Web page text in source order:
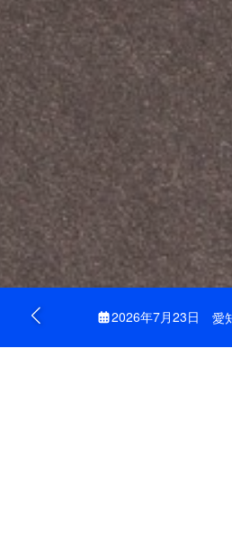
愛知県常滑市
お客様の大切なお住まいを、きれ
2026年7月23日 愛